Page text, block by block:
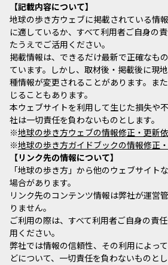
記載内容について
地球の歩き方ウェブに掲載されている情
に適しているか、すべて利用者ご自身の
たうえでご活用ください。
掲載情報は、できるだけ最新で正確なも
ています。しかし、取材後・掲載後に現
種情報が変更されることがあります。ま
じることもあります。
本ウェブサイトを利用して生じた損失や
社は一切責任を負わないものとします。
※地球の歩き方ウェブの情報修正・更新
※地球の歩き方ガイドブックの情報修正
リンク先の情報について
「地球の歩き方」から他のウェブサイト
場合があります。
リンク先のコンテンツ情報は弊社が運営
りません。
ご利用の際は、すべて利用者ご自身の責
用ください。
弊社では情報の信頼性、その利用によっ
どについて、一切責任を負わないものとし